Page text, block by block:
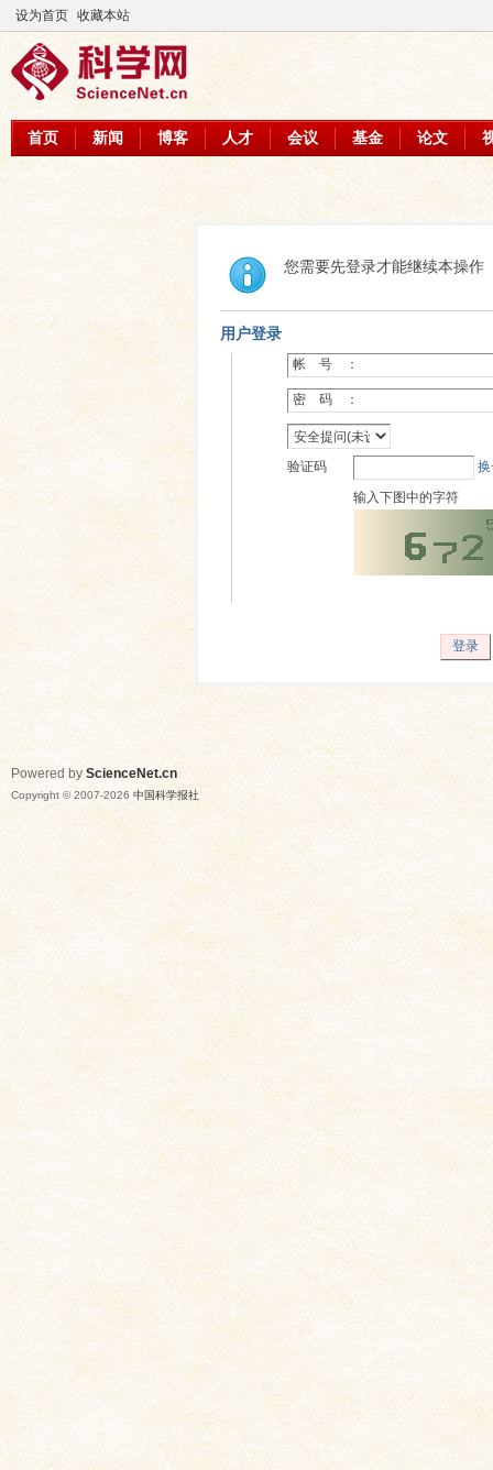
设为首页 收藏本站
首页 新闻 博客 人才 会议 基金 论文
您需要先登录才能继续本操作
用户登录
帐 号 ：
密 码 ：
验证码
输入下图中的字符
登录
Powered by ScienceNet.cn
Copyright © 2007-2026 中国科学报社